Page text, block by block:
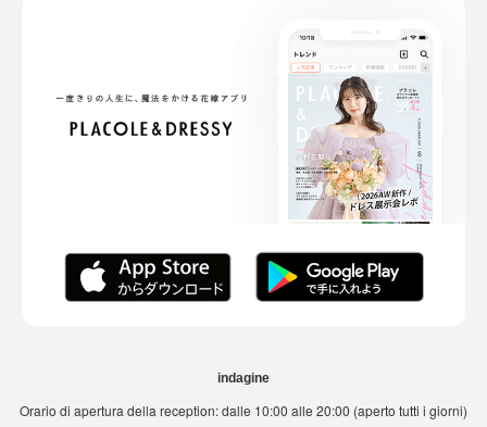
indagine
Orario di apertura della reception: dalle 10:00 alle 20:00 (aperto tutti i giorni)